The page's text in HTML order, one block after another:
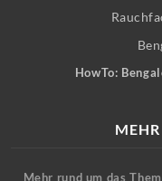
HowTo:
Mehr rund um das